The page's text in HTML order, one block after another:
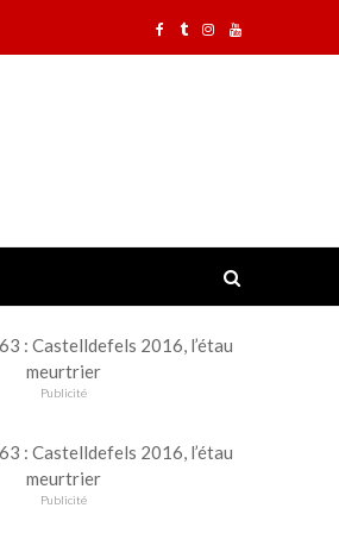
Publicité
Publicité